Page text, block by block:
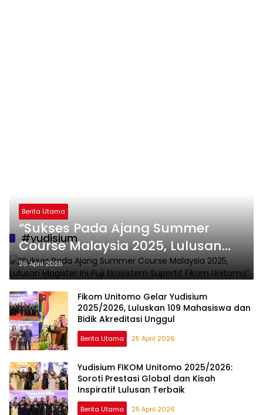
#yudisium
Berita Utama
“Sukses Pada Ajang Summer
Course Malaysia 2025, Lulusan
Magister Ini Puji Ekosistem
Suportif Fikom Unitomo”
26 April 2026
Fikom Unitomo Gelar Yudisium
2025/2026, Luluskan 109 Mahasiswa dan
Bidik Akreditasi Unggul
Berita Utama 25 April 2026
Yudisium FIKOM Unitomo 2025/2026:
Soroti Prestasi Global dan Kisah
Inspiratif Lulusan Terbaik
Berita Utama 25 April 2026